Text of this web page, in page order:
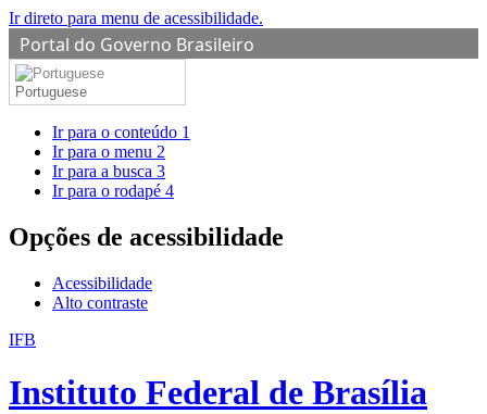
Ir direto para menu de acessibilidade.
Portal do Governo Brasileiro
Portuguese
Ir para o conteúdo 1
Ir para o menu 2
Ir para a busca 3
Ir para o rodapé 4
Opções de acessibilidade
Acessibilidade
Alto contraste
IFB
Instituto Federal de Brasília